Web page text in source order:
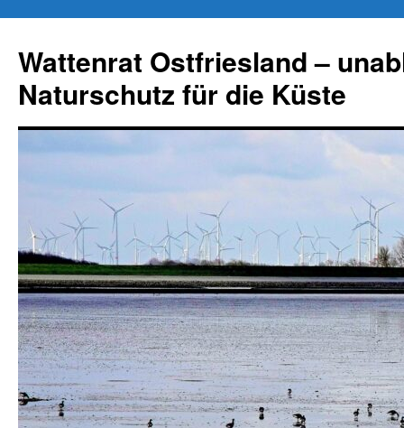
springen
Wattenrat Ostfriesland –
Naturschutz für die Küste